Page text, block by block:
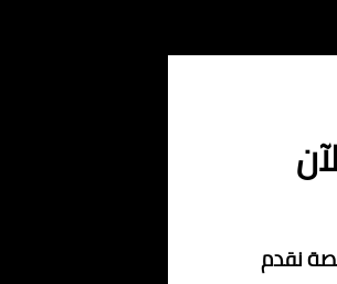
نقدم